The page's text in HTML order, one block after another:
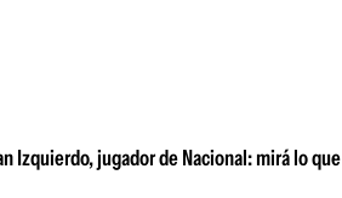
Izquierdo, jugador de Nacional: mirá lo que